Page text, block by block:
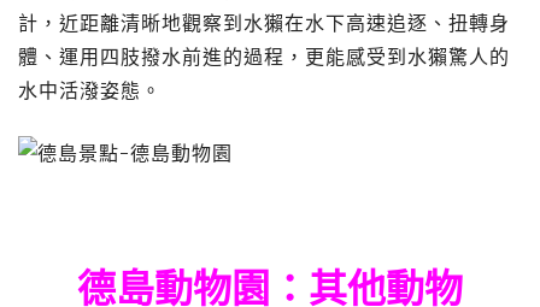
計，近距離清晰地觀察到水獺在水下高速追逐、扭轉身
體、運用四肢撥水前進的過程，更能感受到水獺驚人的
水中活潑姿態。
德島動物園：其他動物